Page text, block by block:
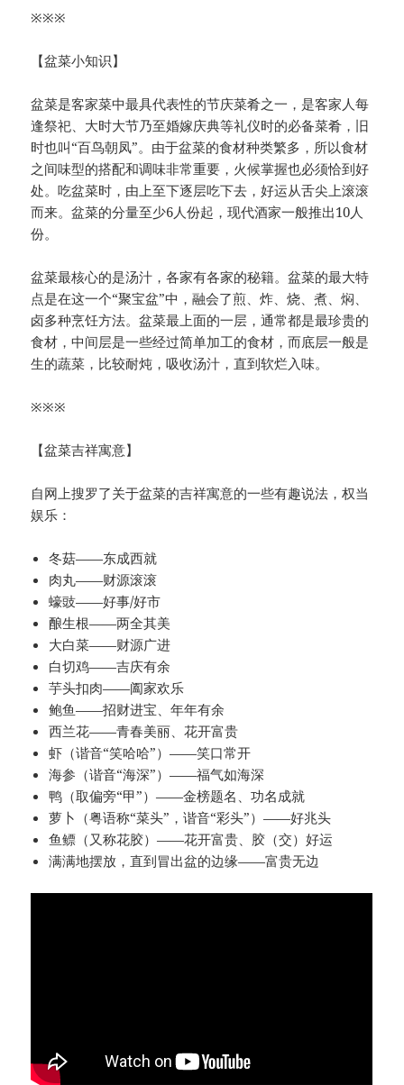
※※※
【盆菜小知识】
盆菜是客家菜中最具代表性的节庆菜肴之一，是客家人每
逢祭祀、大时大节乃至婚嫁庆典等礼仪时的必备菜肴，旧
时也叫“百鸟朝凤”。由于盆菜的食材种类繁多，所以食材
之间味型的搭配和调味非常重要，火候掌握也必须恰到好
处。吃盆菜时，由上至下逐层吃下去，好运从舌尖上滚滚
而来。盆菜的分量至少6人份起，现代酒家一般推出10人
份。
盆菜最核心的是汤汁，各家有各家的秘籍。盆菜的最大特
点是在这一个“聚宝盆”中，融会了煎、炸、烧、煮、焖、
卤多种烹饪方法。盆菜最上面的一层，通常都是最珍贵的
食材，中间层是一些经过简单加工的食材，而底层一般是
生的蔬菜，比较耐炖，吸收汤汁，直到软烂入味。
※※※
【盆菜吉祥寓意】
自网上搜罗了关于盆菜的吉祥寓意的一些有趣说法，权当
娱乐：
冬菇——东成西就
肉丸——财源滚滚
蠔豉——好事/好市
酿生根——两全其美
大白菜——财源广进
白切鸡——吉庆有余
芋头扣肉——阖家欢乐
鲍鱼——招财进宝、年年有余
西兰花——青春美丽、花开富贵
虾（谐音“笑哈哈”）——笑口常开
海参（谐音“海深”）——福气如海深
鸭（取偏旁“甲”）——金榜题名、功名成就
萝卜（粤语称“菜头”，谐音“彩头”）——好兆头
鱼鳔（又称花胶）——花开富贵、胶（交）好运
满满地摆放，直到冒出盆的边缘——富贵无边